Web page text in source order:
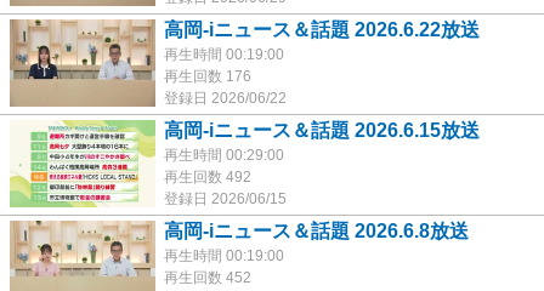
高岡-iニュース＆話題 2026.6.22放送
再生時間 00:19:00
再生回数 176
登録日 2026/06/22
高岡-iニュース＆話題 2026.6.15放送
再生時間 00:29:00
再生回数 492
登録日 2026/06/15
高岡-iニュース＆話題 2026.6.8放送
再生時間 00:19:00
再生回数 452